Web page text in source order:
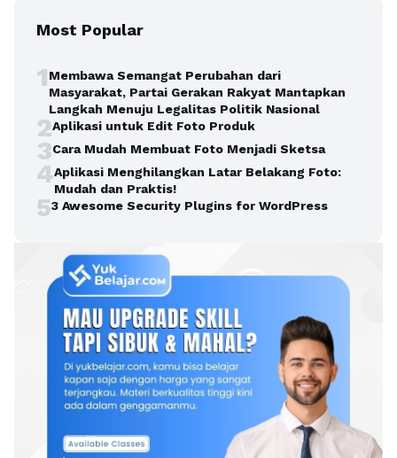
Most Popular
1Membawa Semangat Perubahan dari
Masyarakat, Partai Gerakan Rakyat Mantapkan
Langkah Menuju Legalitas Politik Nasional
2Aplikasi untuk Edit Foto Produk
3Cara Mudah Membuat Foto Menjadi Sketsa
4Aplikasi Menghilangkan Latar Belakang Foto:
Mudah dan Praktis!
53 Awesome Security Plugins for WordPress